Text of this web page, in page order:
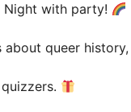
Night with party!
queer